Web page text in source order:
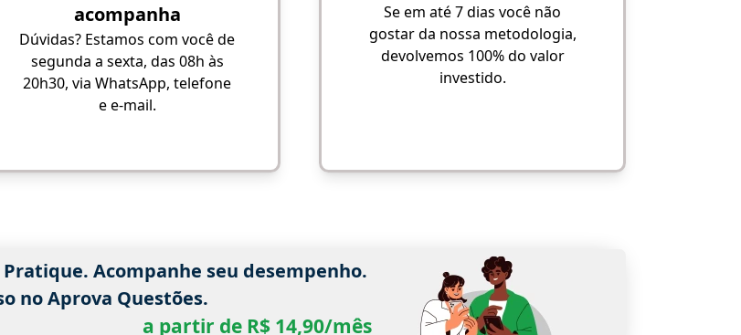
acompanha
Dúvidas? Estamos com você de
segunda a sexta, das 08h às
20h30, via WhatsApp, telefone
e e-mail.
Se em até 7 dias você não
gostar da nossa metodologia,
devolvemos 100% do valor
investido.
Pratique. Acompanhe seu desempenho.
no Aprova Questões.
a partir de R$ 14,90/mês